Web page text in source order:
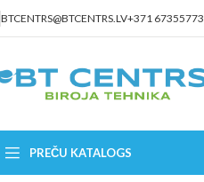
BTCENTRS@BTCENTRS.LV+371 67355773
PREČU KATALOGS